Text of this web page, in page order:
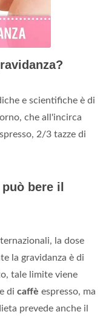
e scientifiche è di
che all'incirca
2/3 tazze di
bere il
la dose
la gravidanza è di
tale limite viene
di caffè espresso, ma
prevede anche il